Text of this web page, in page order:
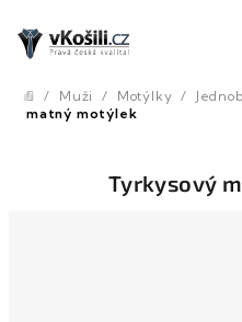
obsah
Domů
/ Muži / Motýlky /
matný motýlek
Tyrkysový